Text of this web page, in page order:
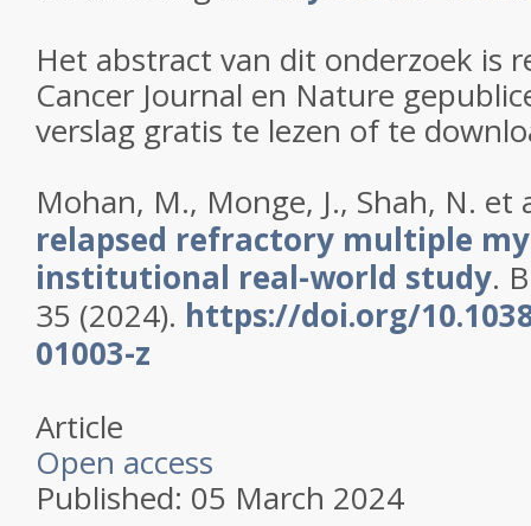
Het abstract van dit onderzoek is
Cancer Journal en Nature
verslag gratis te lezen of te
Mohan, M., Monge, J., Shah, N. et
relapsed refractory multiple
institutional real-world study.
35 (2024). https://doi.org/
01003-z
Article
Open access
Published: 05 March 2024